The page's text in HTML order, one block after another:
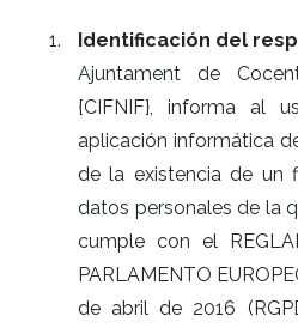
Identificación del
Ajuntament de
{CIFNIF}, informa al
aplicación informática
de la existencia de un
datos personales de la
cumple con el
PARLAMENTO
de abril de 2016